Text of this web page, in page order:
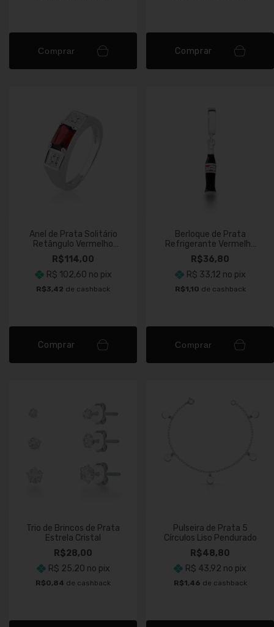
Comprar Comprar
Anel de Prata Solitário
Retângulo Vermelho
Cravejado
R$114,00
R$ 102,60 no pix
R$3,42 de cashback
Comprar
Berloque de Prata
Refrigerante Vermelho
3,5mm Resinado
R$36,80
R$ 33,12 no pix
R$1,10 de cashback
Comprar
Trio de Brincos de Prata
Estrela Cristal
R$28,00
R$ 25,20 no pix
R$0,84 de cashback
Pulseira de Prata 5
Círculos Liso Pendurado
R$48,80
R$ 43,92 no pix
R$1,46 de cashback